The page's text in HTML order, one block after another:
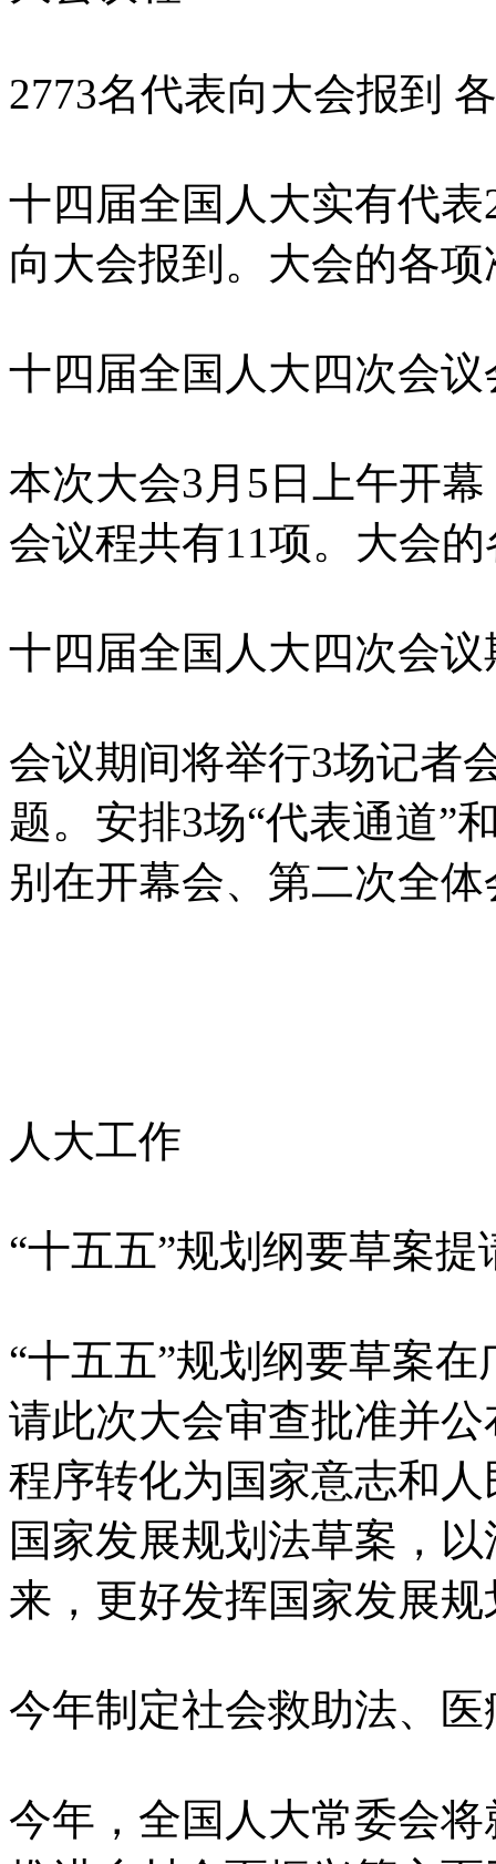
2773名代表向大会报到
十四届全国人大实有代
向大会报到。大会的各
十四届全国人大四次会议
本次大会3月5日上午开
会议程共有11项。大会
十四届全国人大四次会
会议期间将举行3场记者
题。安排3场“代表通道”
别在开幕会、第二次全
人大工作
“十五五”规划纲要草案
“十五五”规划纲要草案
请此次大会审查批准并
程序转化为国家意志和
国家发展规划法草案，
来，更好发挥国家发展
今年制定社会救助法、
今年，全国人大常委会